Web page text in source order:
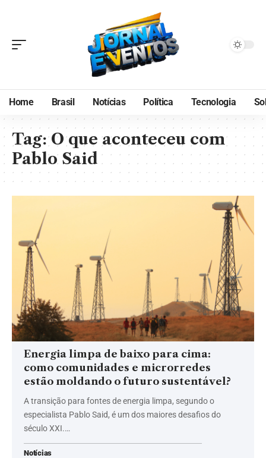
Home Brasil Notícias Política Tecnologia
Tag:O que aconteceu com
Pablo Said
Energia limpa de baixo para cima:
como comunidades e microrredes
estão moldando o futuro sustentável?
A transição para fontes de energia limpa, segundo o
especialista Pablo Said, é um dos maiores desafios do
século XXI.…
Notícias